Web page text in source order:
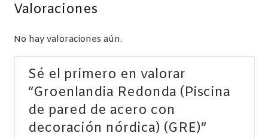
Valoraciones
No hay valoraciones aún.
Sé el primero en valorar
“Groenlandia Redonda (Piscina
de pared de acero con
decoración nórdica) (GRE)”